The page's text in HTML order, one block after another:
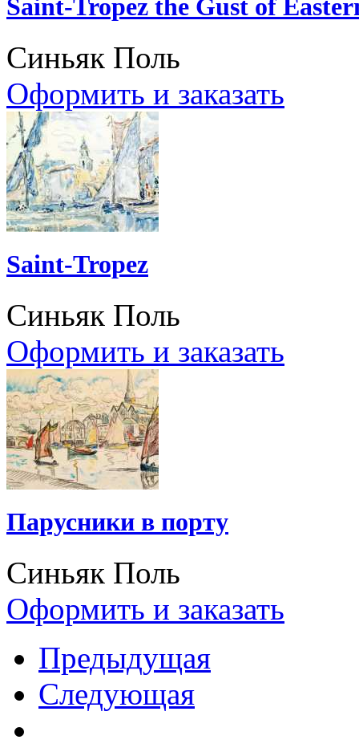
Saint-Tropez the Gust of
Синьяк Поль
Оформить и заказать
Saint-Tropez
Синьяк Поль
Оформить и заказать
Парусники в порту
Синьяк Поль
Оформить и заказать
Предыдущая
Следующая